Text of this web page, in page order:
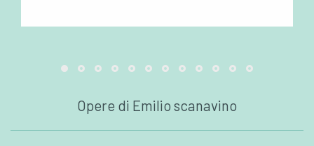
Opere di Emilio scanavino